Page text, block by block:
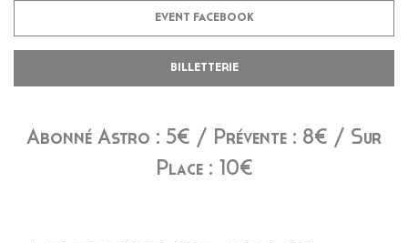
EVENT FACEBOOK
BILLETTERIE
Abonné Astro : 5€ / Prévente : 8€ / Sur
Place : 10€